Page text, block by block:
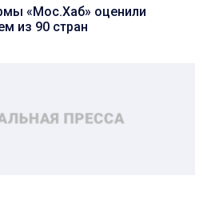
«Мос.Хаб» оценили
из 90 стран